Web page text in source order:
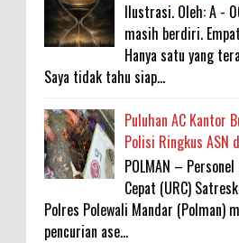
Ilustrasi. Oleh: A -
masih berdiri.
Hanya satu yang
Saya tidak tahu siap...
Puluhan AC Kantor
Polisi Ringkus ASN
POLMAN –
Cepat (URC)
Polres Polewali Mandar (Polman)
pencurian ase...